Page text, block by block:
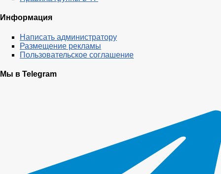
Информация
Написать администратору
Размещение рекламы
Пользовательское соглашение
Мы в Telegram